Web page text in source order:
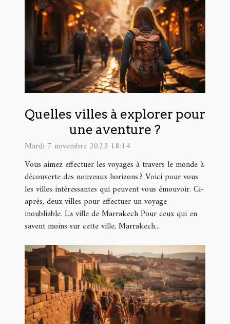
Quelles villes à explorer pour
une aventure ?
Mardi 7 novembre 2023 18:14
Vous aimez effectuer les voyages à travers le monde à
découverte des nouveaux horizons ? Voici pour vous
les villes intéressantes qui peuvent vous émouvoir. Ci-
après, deux villes pour effectuer un voyage
inoubliable. La ville de Marrakech Pour ceux qui en
savent moins sur cette ville, Marrakech...